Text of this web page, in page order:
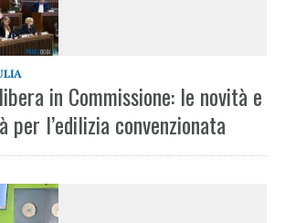
in Commissione: le novità e
per l’edilizia convenzionata